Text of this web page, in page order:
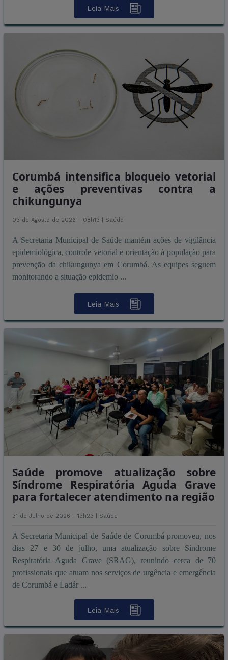
Leia Mais
Corumbá intensifica bloqueio vetorial
e ações preventivas contra a
chikungunya
03 de Agosto de 2026 - 08h13 | Saúde
A Secretaria Municipal de Saúde mantém ações de vigilância
epidemiológica, controle vetorial e orientação à população para
prevenção da chikungunya em Corumbá. As equipes seguem
monitorando a situação epidemio ...
Leia Mais
Saúde promove atualização sobre
Síndrome Respiratória Aguda Grave
para fortalecer atendimento na região
31 de Julho de 2026 - 13h23 | Saúde
A Secretaria Municipal de Saúde de Corumbá promoveu, nos
dias 27 e 30 de julho, uma atualização sobre Síndrome
Respiratória Aguda Grave (SRAG), reunindo cerca de 70
profissionais que atuam nos serviços de urgência e emergência
de Corumbá e Ladár ...
Leia Mais